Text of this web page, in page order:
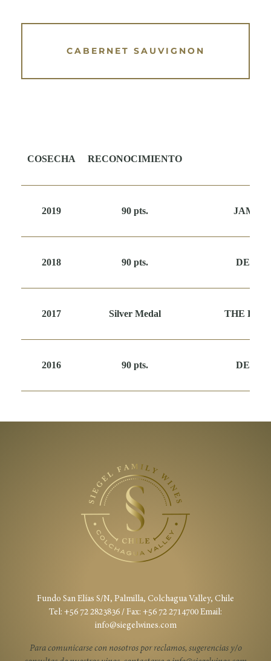
CABERNET SAUVIGNON
COSECHA RECONOCIMIENTO
2019 90 pts. JAMES
2018 90 pts.
2017 Silver Medal THE
2016 90 pts.
Fundo San Elías S/N, Palmilla, Colchagua Valley, Chile
Tel: +56 72 2823836 / Fax: +56 72 2714700 Email:
info@siegelwines.com
Para comunicarse con nosotros por reclamos, sugerencias y/o